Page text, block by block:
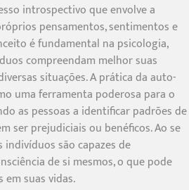
introspectivo que envolve a
pensamentos, sentimentos e
é fundamental na psicologia,
compreendam melhor suas
situações. A prática da auto-
uma ferramenta poderosa para o
as pessoas a identificar padrões de
ser prejudiciais ou benéficos. Ao se
indivíduos são capazes de
de si mesmos, o que pode
em suas vidas.